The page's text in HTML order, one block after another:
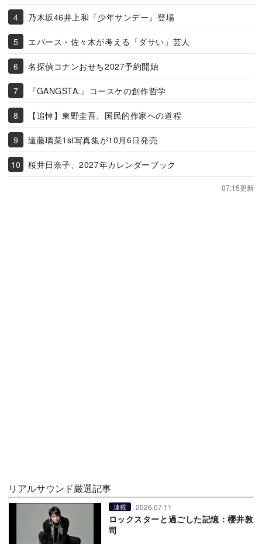
乃木坂46井上和『少年サンデー』登場
エバース・佐々木が考える「ダサい」芸人
名探偵コナンおせち2027予約開始
『GANGSTA.』コースケの創作哲学
【追悼】東野圭吾、国民的作家への道程
遠藤璃菜1st写真集が10月6日発売
桜井日奈子、2027年カレンダーブック
07:15更新
リアルサウンド厳選記事
連載 2026.07.11
ロックスターと過ごした記憶：櫻井敦
司